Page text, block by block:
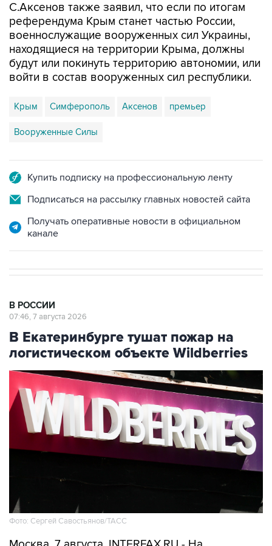
С.Аксенов также заявил, что если по итогам
референдума Крым станет частью России,
военнослужащие вооруженных сил Украины,
находящиеся на территории Крыма, должны
будут или покинуть территорию автономии, или
войти в состав вооруженных сил республики.
Крым Симферополь Аксенов премьер
Вооруженные Силы
Купить подписку на профессиональную ленту
Подписаться на рассылку главных новостей сайта
Получать оперативные новости в официальном
канале
В РОССИИ
07:46, 7 августа 2026
В Екатеринбурге тушат пожар на
логистическом объекте Wildberries
Фото: Сергей Савостьянов/ТАСС